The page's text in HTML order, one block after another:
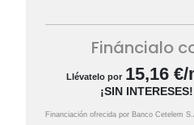
Fináncialo
Llévatelo por 15,16 €/
¡SIN INTERESES!
Financiación ofrecida por Banco Cetelem